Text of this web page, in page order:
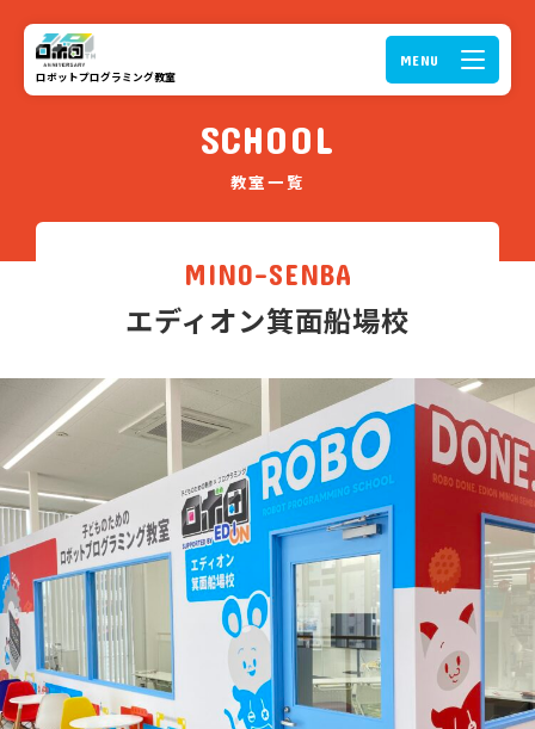
ロボットプログラミング教室
SCHOOL
教室一覧
MINO-SENBA
エディオン箕面船場校